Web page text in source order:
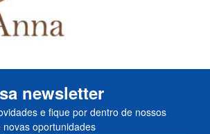
newsletter
e fique por dentro de nossos
oportunidades